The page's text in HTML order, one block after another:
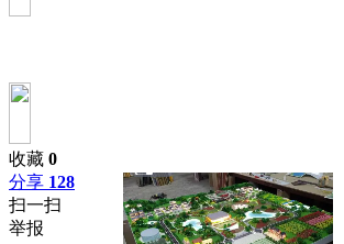
收藏 0
分享 128
扫一扫
举报